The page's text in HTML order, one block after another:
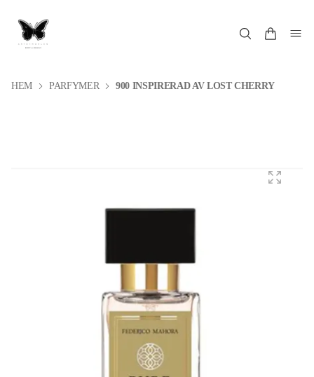
HEM PARFYMER 900 INSPIRERAD AV LOST CHERRY